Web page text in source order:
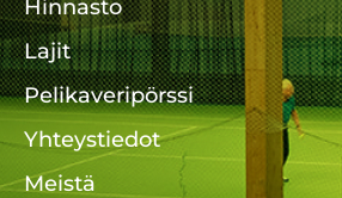
Hinnasto
Lajit
Pelikaveripörssi
Yhteystiedot
Meistä